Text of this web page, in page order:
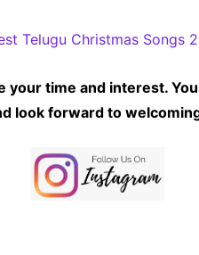
Telugu Christmas Songs
time and interest.
look forward to